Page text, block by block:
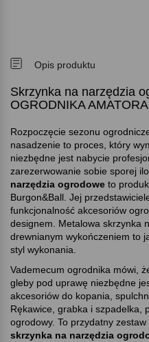
Opis produktu
Skrzynka na narzędzia
OGRODNIKA AMATORA
Rozpoczęcie sezonu
nasadzenie to proces, który
niezbędne jest nabycie
zarezerwowanie sobie sporej
narzędzia ogrodowe to
Burgon&Ball. Jej
funkcjonalność akcesoriów
designem. Metalowa skrzynka
drewnianym wykończeniem to
styl wykonania.
Vademecum ogrodnika mówi,
gleby pod uprawę niezbędne
akcesoriów do kopania,
Rękawice, grabka i szpadelka,
ogrodowy. To przydatny
skrzynka na narzędzia